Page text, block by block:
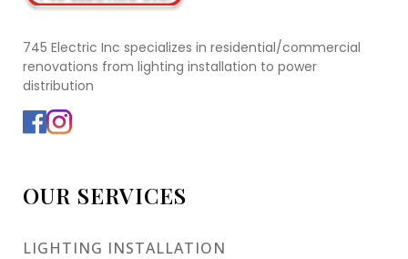
745 Electric Inc specializes in residential/commercial
renovations from lighting installation to power
distribution
OUR SERVICES
LIGHTING INSTALLATION